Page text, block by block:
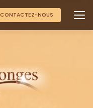
CONTACTEZ-NOUS